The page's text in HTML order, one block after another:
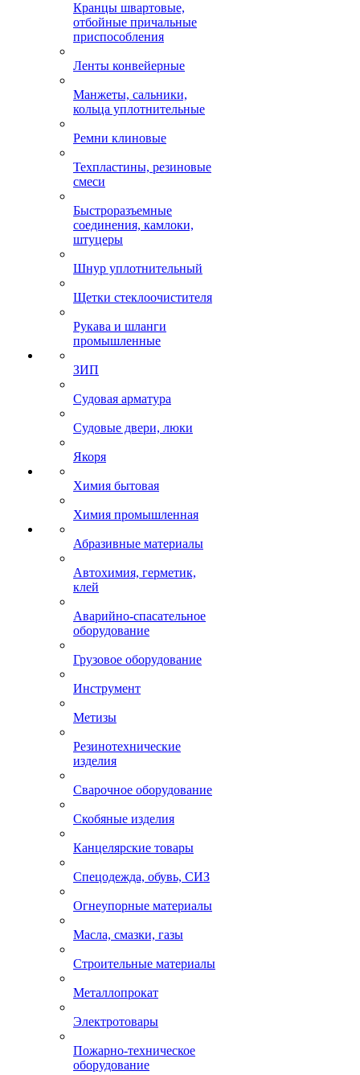
Кранцы швартовые,
отбойные причальные
приспособления
Ленты конвейерные
Манжеты, сальники,
кольца уплотнительные
Ремни клиновые
Техпластины, резиновые
смеси
Быстроразъемные
соединения, камлоки,
штуцеры
Шнур уплотнительный
Щетки стеклоочистителя
Рукава и шланги
промышленные
ЗИП
Судовая арматура
Судовые двери, люки
Якоря
Химия бытовая
Химия промышленная
Абразивные материалы
Автохимия, герметик,
клей
Аварийно-спасательное
оборудование
Грузовое оборудование
Инструмент
Метизы
Резинотехнические
изделия
Сварочное оборудование
Скобяные изделия
Канцелярские товары
Спецодежда, обувь, СИЗ
Огнеупорные материалы
Масла, смазки, газы
Строительные материалы
Металлопрокат
Электротовары
Пожарно-техническое
оборудование